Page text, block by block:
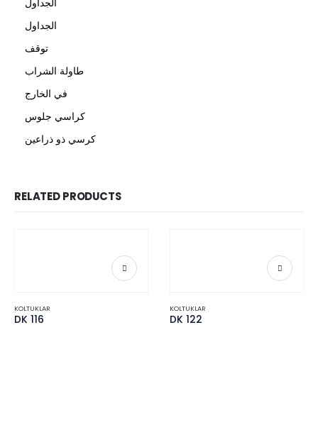
الجداول
توقف
طاولة الشراب
في الخارج
كراسي جلوس
كرسي ذو ذراعين
RELATED PRODUCTS
KOLTUKLAR
DK 116
KOLTUKLAR
DK 122